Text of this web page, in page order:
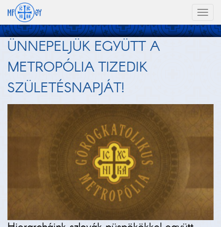
ÜNNEPELJÜK EGYÜTT A
METROPÓLIA TIZEDIK
SZÜLETÉSNAPJÁT!